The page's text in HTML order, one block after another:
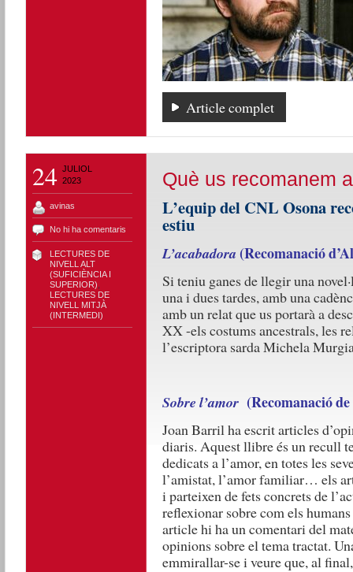
Article complet
24 JULIOL
2023
avinas
No hi ha comentaris
LECTURES DE
NIVELL ALT
(SUFICIÈNCIA I
SUPERIOR)
LECTURES DE
NIVELL MITJÀ
(INTERMEDI)
Què us recomanem
L’equip del CNL Osona
estiu
L’acabadora (Recomanació
Si teniu ganes de llegir una
una i dues tardes, amb una
amb un relat que us portarà a
XX -els costums ancestrals, les
l’escriptora sarda Michela
Sobre l’amor (Recomanació
Joan Barril ha escrit articles
diaris. Aquest llibre és un recull
dedicats a l’amor, en totes les
l’amistat, l’amor familiar… els
i parteixen de fets concrets de
reflexionar sobre com els
article hi ha un comentari del
opinions sobre el tema tractat.
emmirallar-se i veure que, al